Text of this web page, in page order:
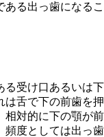
る出っ歯になるこ
る受け口あるいは下
は舌で下の前歯を押
相対的に下の顎が前
頻度としては出っ歯